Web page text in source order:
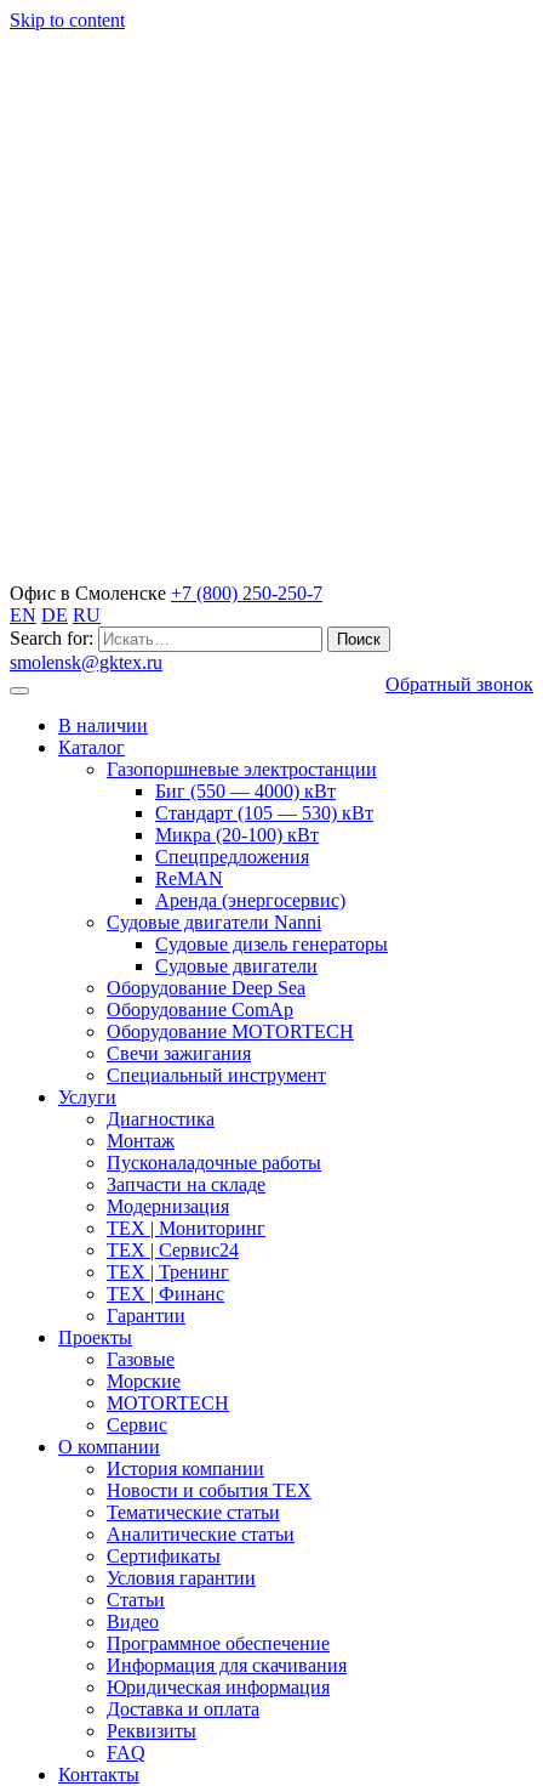
Skip to content
Офис в Смоленске +7 (800) 250-250-7
EN DE RU
Search for:
smolensk@gktex.ru
Обратный звонок
В наличии
Каталог
Газопоршневые электростанции
Биг (550 — 4000) кВт
Стандарт (105 — 530) кВт
Микра (20-100) кВт
Спецпредложения
ReMAN
Аренда (энергосервис)
Судовые двигатели Nanni
Судовые дизель генераторы
Судовые двигатели
Оборудование Deep Sea
Оборудование ComAp
Оборудование MOTORTECH
Свечи зажигания
Специальный инструмент
Услуги
Диагностика
Монтаж
Пусконаладочные работы
Запчасти на складе
Модернизация
ТЕХ | Мониторинг
ТЕХ | Сервис24
ТЕХ | Тренинг
ТЕХ | Финанс
Гарантии
Проекты
Газовые
Морские
MOTORTECH
Сервис
О компании
История компании
Новости и события ТЕХ
Тематические статьи
Аналитические статьи
Сертификаты
Условия гарантии
Статьи
Видео
Программное обеспечение
Информация для скачивания
Юридическая информация
Доставка и оплата
Реквизиты
FAQ
Контакты